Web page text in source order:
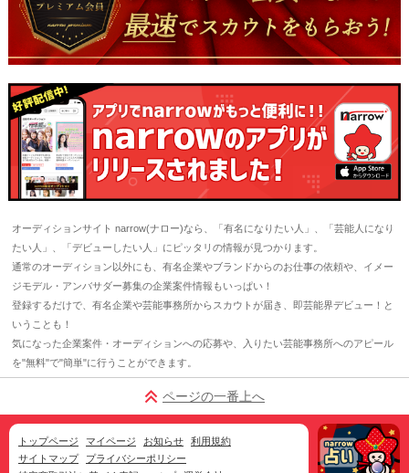
オーディションサイト narrow(ナロー)なら、「有名になりたい人」、「芸能人になり
たい人」、「デビューしたい人」にピッタリの情報が見つかります。
通常のオーディション以外にも、有名企業やブランドからのお仕事の依頼や、イメー
ジモデル・アンバサダー募集の企業案件情報もいっぱい！
登録するだけで、有名企業や芸能事務所からスカウトが届き、即芸能界デビュー！と
いうことも！
気になった企業案件・オーディションへの応募や、入りたい芸能事務所へのアピール
を"無料"で"簡単"に行うことができます。
ページの一番上へ
トップページ マイページ お知らせ
利用規約
サイトマップ
プライバシーポリシー